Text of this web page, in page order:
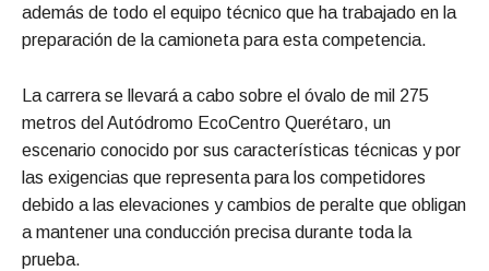
además de todo el equipo técnico que ha trabajado en la
preparación de la camioneta para esta competencia.
La carrera se llevará a cabo sobre el óvalo de mil 275
metros del Autódromo EcoCentro Querétaro, un
escenario conocido por sus características técnicas y por
las exigencias que representa para los competidores
debido a las elevaciones y cambios de peralte que obligan
a mantener una conducción precisa durante toda la
prueba.